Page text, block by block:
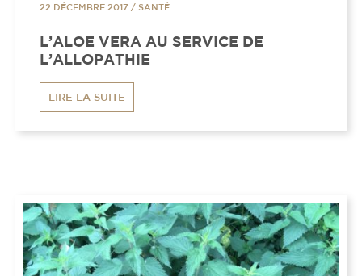
22 DÉCEMBRE 2017 /SANTÉ
L’ALOE VERA AU SERVICE DE
L’ALLOPATHIE
LIRE LA SUITE